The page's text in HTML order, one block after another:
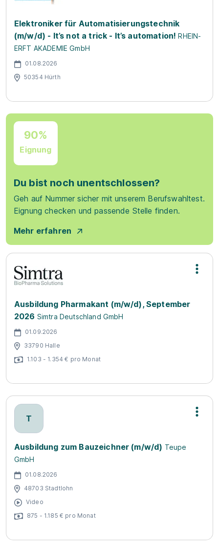
Elektroniker für Automatisierungstechnik
(m/w/d) - It’s not a trick - It’s automation! RHEIN-
ERFT AKADEMIE GmbH
01.08.2026
50354 Hürth
90%
Eignung
Du bist noch unentschlossen?
Geh auf Nummer sicher mit unserem Berufswahltest.
Eignung checken und passende Stelle finden.
Mehr erfahren
Ausbildung Pharmakant (m/w/d), September
2026 Simtra Deutschland GmbH
01.09.2026
33790 Halle
1.103 - 1.354 € pro Monat
T
Ausbildung zum Bauzeichner (m/w/d) Teupe
GmbH
01.08.2026
48703 Stadtlohn
Video
875 - 1.185 € pro Monat